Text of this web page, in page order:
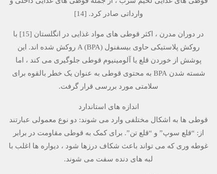
وارداتی صادر کرد. [14]
در دوران مدرن ، اکثر قوطی های مواد غذایی در انگلستان [15] با
روکش پلاستیکی حاوی بیسفنول A (BPA) روکش شده اند. این
پوشش از خوردن قلع یا آلومینیوم قوطی جلوگیری می کند ، اما
شسته شدن BPA به محتوی قوطی به عنوان یک خطر بالقوه برای
سلامتی مورد بررسی قرار گرفت.
اندازه های استاندارد
قوطی ها به اشکال مختلفی وارد می شوند: دو نوع معمولی عبارتند
از: “قلع سوپ” و “قلع تن”. برای کمک به قوطی مقاومت در برابر
غوطه وری که می تواند باعث شکاف درزها شود ، دیواره ها اغلب با
لبه های دنده سفت می شوند.